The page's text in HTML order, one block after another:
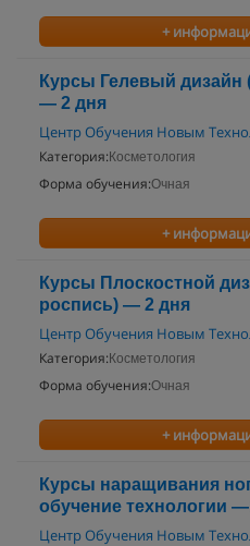
+
Курсы Гелевый дизайн
— 2 дня
Центр Обучения Новым
Категория: Косметология
Форма обучения:Очная
+
Курсы Плоскостной
роспись) — 2 дня
Центр Обучения Новым
Категория: Косметология
Форма обучения:Очная
+
Курсы наращивания
обучение технологии
Центр Обучения Новым